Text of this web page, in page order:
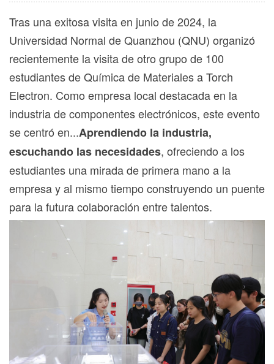
Tras una exitosa visita en junio de 2024, la
Universidad Normal de Quanzhou (QNU) organizó
recientemente la visita de otro grupo de 100
estudiantes de Química de Materiales a Torch
Electron. Como empresa local destacada en la
industria de componentes electrónicos, este evento
se centró en...Aprendiendo la industria,
escuchando las necesidades, ofreciendo a los
estudiantes una mirada de primera mano a la
empresa y al mismo tiempo construyendo un puente
para la futura colaboración entre talentos.